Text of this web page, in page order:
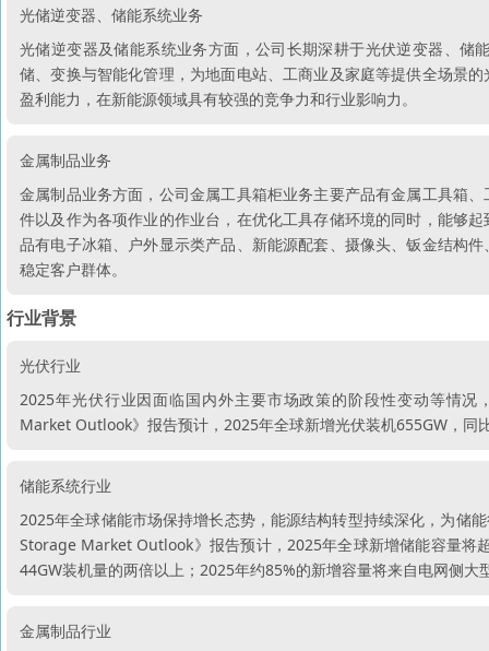
光储逆变器、储能系统业务
光储逆变器及储能系统业务方面，公司长期深耕于光伏逆变器、
储、变换与智能化管理，为地面电站、工商业及家庭等提供全场景
盈利能力，在新能源领域具有较强的竞争力和行业影响力。
金属制品业务
金属制品业务方面，公司金属工具箱柜业务主要产品有金属工具箱
件以及作为各项作业的作业台，在优化工具存储环境的同时，能够
品有电子冰箱、户外显示类产品、新能源配套、摄像头、钣金结构
稳定客户群体。
行业背景
光伏行业
2025年光伏行业因面临国内外主要市场政策的阶段性变动等情
Market Outlook》报告预计，2025年全球新增光伏装机655GW，同
储能系统行业
2025年全球储能市场保持增长态势，能源结构转型持续深化，为储
Storage Market Outlook》报告预计，2025年全球新增储能容量将
44GW装机量的两倍以上；2025年约85%的新增容量将来自电网侧
金属制品行业